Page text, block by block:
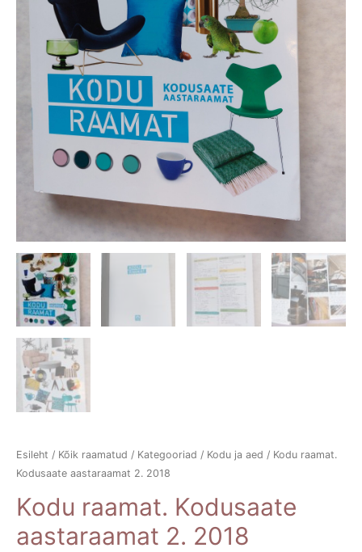
Esileht / Kõik raamatud / Kategooriad / Kodu ja aed / Kodu raamat.
Kodusaate aastaraamat 2. 2018
Kodu raamat. Kodusaate
aastaraamat 2. 2018